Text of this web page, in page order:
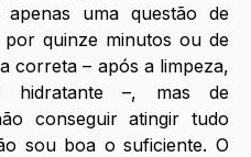
uma questão de
quinze minutos ou de
correta – após a limpeza,
hidratante –, mas de
conseguir atingir tudo
sou boa o suficiente. O